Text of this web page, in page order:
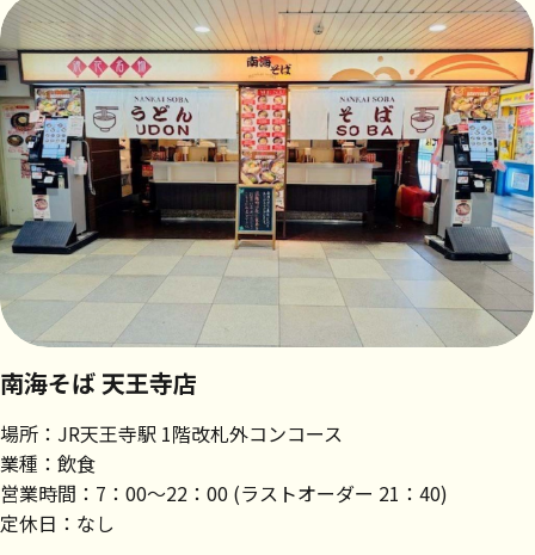
南海そば 天王寺店
場所：JR天王寺駅 1階改札外コンコース
業種：飲食
営業時間：7：00～22：00 (ラストオーダー 21：40)
定休日：なし